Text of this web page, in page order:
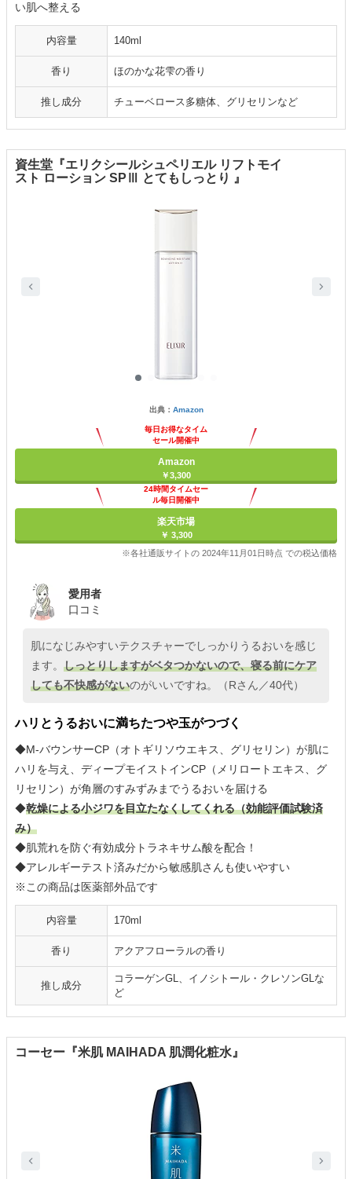
い肌へ整える
内容量 140ml
香り ほのかな花雫の香り
推し成分 チューベロース多糖体、グリセリンなど
資生堂『エリクシールシュペリエル リフトモイ
スト ローション SPⅢ とてもしっとり 』
出典： Amazon
毎日お得なタイム
セール開催中
Amazon
￥3,300
24時間タイムセー
ル毎日開催中
楽天市場
￥ 3,300
※各社通販サイトの 2024年11月01日時点 での税込価格
愛用者
口コミ
肌になじみやすいテクスチャーでしっかりうるおいを感じ
ます。 しっとりしますがベタつかないので、寝る前にケア
しても不快感がないのがいいですね。（Rさん／40代）
ハリとうるおいに満ちたつや玉がつづく
◆M-バウンサーCP（オトギリソウエキス、グリセリン）が肌に
ハリを与え、ディープモイストインCP（メリロートエキス、グ
リセリン）が角層のすみずみまでうるおいを届ける
◆乾燥による小ジワを目立たなくしてくれる（効能評価試験済
み）
◆肌荒れを防ぐ有効成分トラネキサム酸を配合！
◆アレルギーテスト済みだから敏感肌さんも使いやすい
※この商品は医薬部外品です
内容量 170ml
香り アクアフローラルの香り
推し成分
コラーゲンGL、イノシトール・クレソンGLな
ど
コーセー『米肌 MAIHADA 肌潤化粧水』